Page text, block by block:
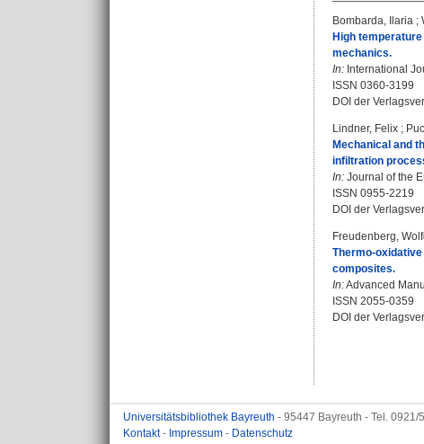
Bombarda, Ilaria ;
High
mechanics.
In: International
ISSN 0360-3199
DOI der
Lindner, Felix ;
Mechanical and
infiltration
In: Journal of the
ISSN 0955-2219
DOI der
Freudenberg,
Thermo-
composites.
In:Advanced
ISSN 2055-0359
DOI der
Universitätsbibliothek Bayreuth - 95447 Bayreuth - Tel. 0921/
Kontakt- Impressum - Datenschutz